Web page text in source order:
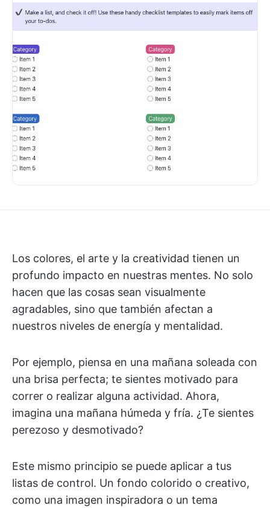
Los colores, el arte y la creatividad tienen un
profundo impacto en nuestras mentes. No solo
hacen que las cosas sean visualmente
agradables, sino que también afectan a
nuestros niveles de energía y mentalidad.
Por ejemplo, piensa en una mañana soleada con
una brisa perfecta; te sientes motivado para
correr o realizar alguna actividad. Ahora,
imagina una mañana húmeda y fría. ¿Te sientes
perezoso y desmotivado?
Este mismo principio se puede aplicar a tus
listas de control. Un fondo colorido o creativo,
como una imagen inspiradora o un tema